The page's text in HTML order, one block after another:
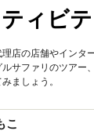
ィビ
店の店舗やインタ
サファリのツアー
ましょう。
こ